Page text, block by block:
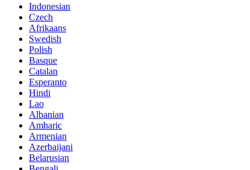
Indonesian
Czech
Afrikaans
Swedish
Polish
Basque
Catalan
Esperanto
Hindi
Lao
Albanian
Amharic
Armenian
Azerbaijani
Belarusian